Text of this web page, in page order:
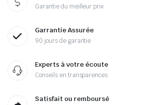
Garantie du meilleur prix
Garrantie Assurée
90 jours de garantie
Experts à votre écoute
Conseils en transparences
Satisfait ou remboursé